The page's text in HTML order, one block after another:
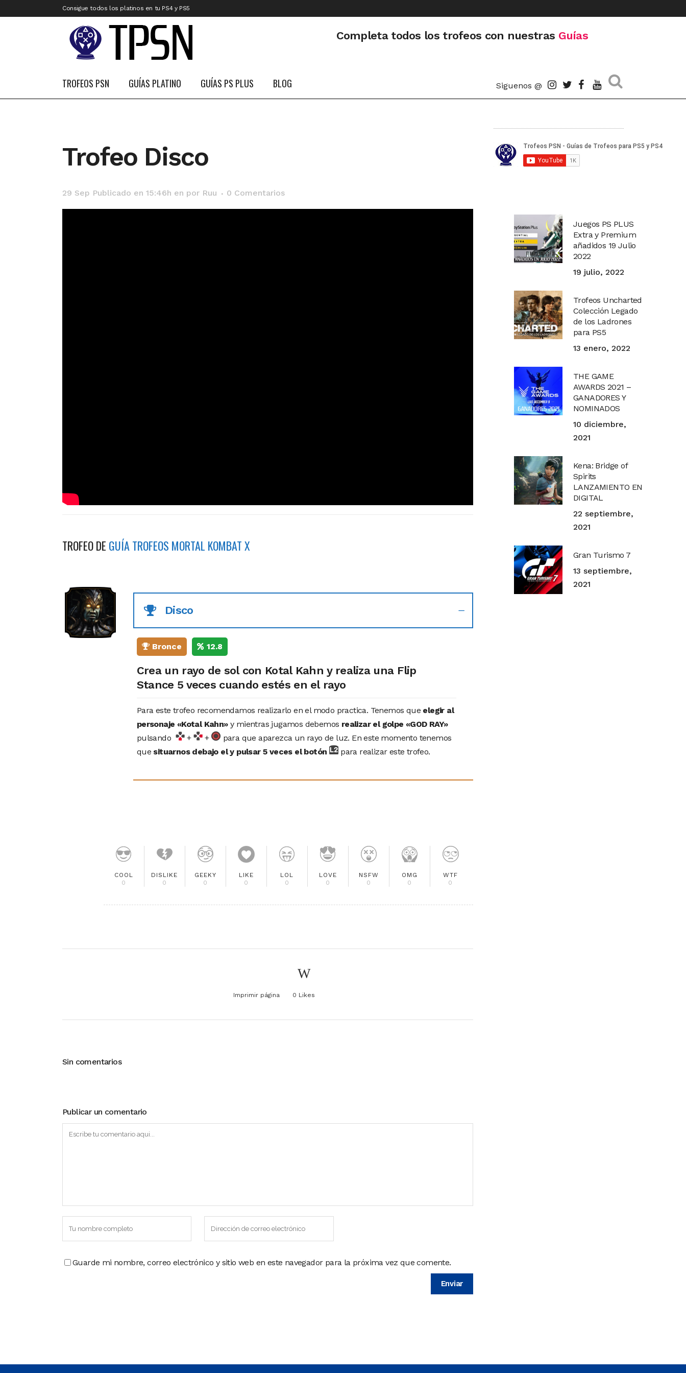
Consigue todos los platinos en tu PS4 y PS5
Completa todos los trofeos con nuestras Guías
TROFEOS PSN GUÍAS PLATINO GUÍAS PS PLUS BLOG Siguenos @
Trofeo Disco
29 Sep Publicado en 15:46h en por Ruu 0 Comentarios
TROFEO DE GUÍA TROFEOS MORTAL KOMBAT X
Disco
Bronce 12.8
Crea un rayo de sol con Kotal Kahn y realiza una Flip
Stance 5 veces cuando estés en el rayo
Para este trofeo recomendamos realizarlo en el modo practica. Tenemos que elegir al
personaje «Kotal Kahn»y mientras jugamos debemos realizar el golpe «GOD RAY»
pulsando
+ +
para que aparezca un rayo de luz. En este momento tenemos
que situarnos debajo el y pulsar 5 veces el botón para realizar este trofeo.
COOL
0
DISLIKE
0
GEEKY
0
LIKE
0
LOL
0
LOVE
0
NSFW
0
OMG
0
WTF
0
Imprimir página 0 Likes
Sin comentarios
Publicar un comentario
Guarde mi nombre, correo electrónico y sitio web en este navegador para la próxima vez que comente.
Juegos PS PLUS
Extra y Premium
añadidos 19 Julio
2022
19 julio, 2022
Trofeos Uncharted
Colección Legado
de los Ladrones
para PS5
13 enero, 2022
THE GAME
AWARDS 2021 –
GANADORES Y
NOMINADOS
10 diciembre,
2021
Kena: Bridge of
Spirits
LANZAMIENTO EN
DIGITAL
22 septiembre,
2021
Gran Turismo 7
13 septiembre,
2021